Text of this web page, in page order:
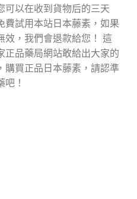
可以在收到貨物后的三天
費試用本站日本藤素，如果
效，我們會退款給您！ 這
正品藥局網站敢給出大家的
購買正品日本藤素，請認準
吧！